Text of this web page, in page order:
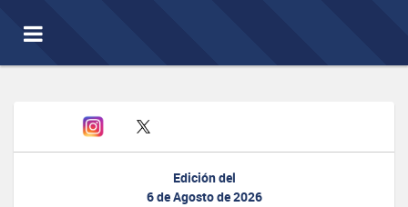
Toggle
navigation
Edición del
6 de Agosto de 2026